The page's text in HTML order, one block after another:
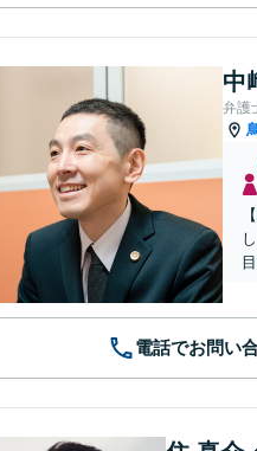
中
弁護
電話でお問い